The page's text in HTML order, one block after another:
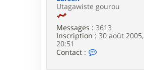
m
s
Utagawiste gourou
Messages : 3613
Inscription : 30 août 2005,
20:51
Contact :